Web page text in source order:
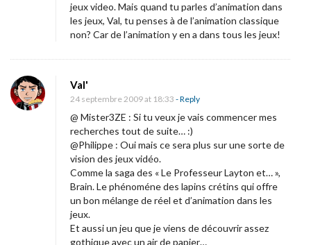
jeux video. Mais quand tu parles d’animation dans
les jeux, Val, tu penses à de l’animation classique
non? Car de l’animation y en a dans tous les jeux!
Val'
24 septembre 2009 at 18:33 - Reply
@ Mister3ZE : Si tu veux je vais commencer mes
recherches tout de suite… :)
@Philippe : Oui mais ce sera plus sur une sorte de
vision des jeux vidéo.
Comme la saga des « Le Professeur Layton et… »,
Brain. Le phénoméne des lapins crétins qui offre
un bon mélange de réel et d’animation dans les
jeux.
Et aussi un jeu que je viens de découvrir assez
gothique avec un air de papier…